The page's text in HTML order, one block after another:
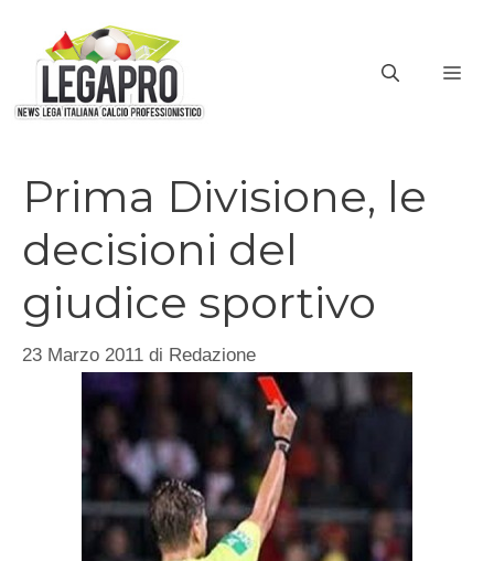
contenuto
Prima Divisione, le
decisioni del
giudice sportivo
23 Marzo 2011 di Redazione